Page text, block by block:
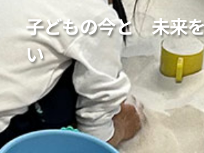
子どもの今と 未来
い